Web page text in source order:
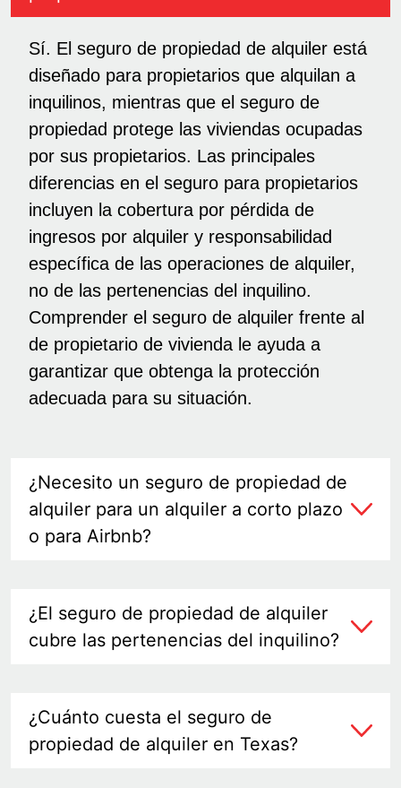
Sí. El seguro de propiedad de alquiler está
diseñado para propietarios que alquilan a
inquilinos, mientras que el seguro de
propiedad protege las viviendas ocupadas
por sus propietarios. Las principales
diferencias en el seguro para propietarios
incluyen la cobertura por pérdida de
ingresos por alquiler y responsabilidad
específica de las operaciones de alquiler,
no de las pertenencias del inquilino.
Comprender el seguro de alquiler frente al
de propietario de vivienda le ayuda a
garantizar que obtenga la protección
adecuada para su situación.
¿Necesito un seguro de propiedad de
alquiler para un alquiler a corto plazo
o para Airbnb?
¿El seguro de propiedad de alquiler
cubre las pertenencias del inquilino?
¿Cuánto cuesta el seguro de
propiedad de alquiler en Texas?